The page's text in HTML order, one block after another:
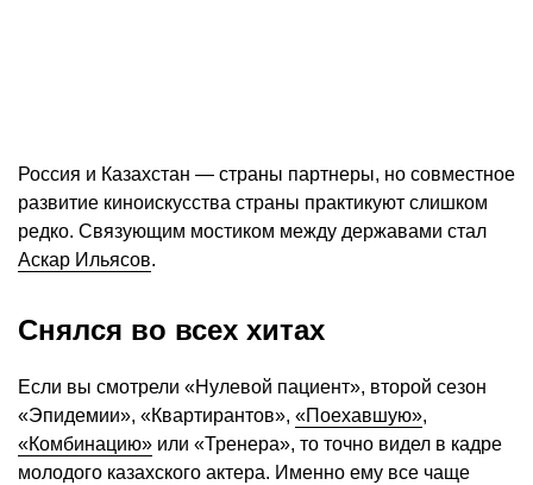
Россия и Казахстан — страны партнеры, но совместное
развитие киноискусства страны практикуют слишком
редко. Связующим мостиком между державами стал
Аскар Ильясов.
Снялся во всех хитах
Если вы смотрели «Нулевой пациент», второй сезон
«Эпидемии», «Квартирантов», «Поехавшую»,
«Комбинацию» или «Тренера», то точно видел в кадре
молодого казахского актера. Именно ему все чаще